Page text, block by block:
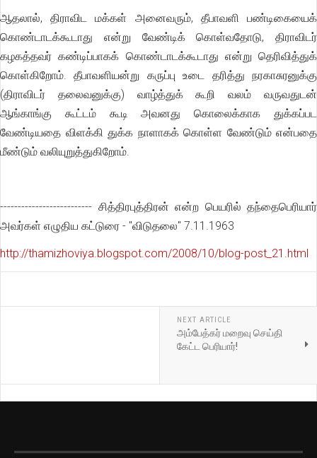
ஆதலால், திராவிட மக்கள் அனைவரும், தீபாவளி பண்டிகையைக்
கொண்டாடக்கூடாது என்று வேண்டிக் கொள்வதோடு, திராவிடர்
கழகத்தவர் கண்டிப்பாகக் கொண்டாடக்கூடாது என்று தெரிவித்துக்
கொள்கிறோம். தீபாவளியன்று கருப்பு உடை தரித்து நரகாசுரனுக்கு
(திராவிடர் தலைவனுக்கு) வாழ்த்துக் கூறி வலம் வருவதுடன்
ஆங்காங்கு கூட்டம் கூடி அவனது கொலைக்காக துக்கப்பட
வேண்டியதை விளக்கி துக்க நாளாகக் கொள்ள வேண்டும் என்பதை
மீண்டும் வலியுறுத்துகிறோம்.
-------------------------- சித்திரபுத்திரன் என்ற பெயரில் தந்தைபெரியார்
அவர்கள் எழுதிய கட்டுரை - "விடுதலை" 7.11.1963
http://thamizhoviya.blogspot.com/2008/10/blog-post_21.html
NEXT ARTICLE
அம்பேத்கர் மறைவு செய்தி
கேட்ட பெரியார்!